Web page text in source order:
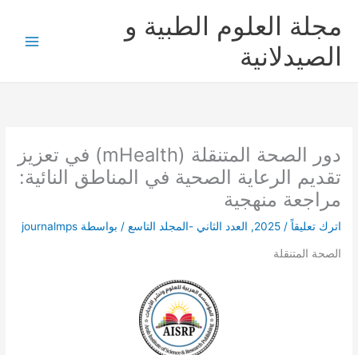
المحتوى
مجلة العلوم الطبية و
الصيدلانية
دور الصحة المتنقلة (mHealth) في تعزيز
تقديم الرعاية الصحية في المناطق النائية:
مراجعة منهجية
اترك تعليقاً /
2025
, العدد الثاني -المجلد التاسع / بواسطة journalmps
الصحة المتنقلة